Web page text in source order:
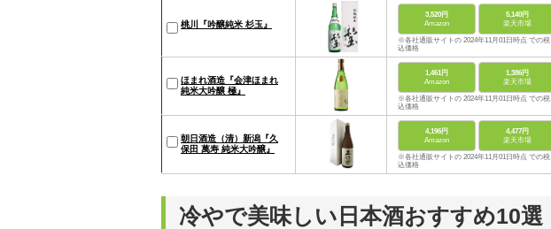
桃川『吟醸純米 杉玉』
3,520円
Amazon
5,140円
楽天市場
※各社通販サイトの 2024年11月01日時点 での税
込価格
ほまれ酒造『会津ほまれ
純米大吟醸 極』
1,461円
Amazon
1,386円
楽天市場
※各社通販サイトの 2024年11月01日時点 での税
込価格
朝日酒造（清）新潟『久
保田 萬寿 純米大吟醸』
4,196円
Amazon
4,477円
楽天市場
※各社通販サイトの 2024年11月01日時点 での税
込価格
冷やで美味しい日本酒おすすめ10選